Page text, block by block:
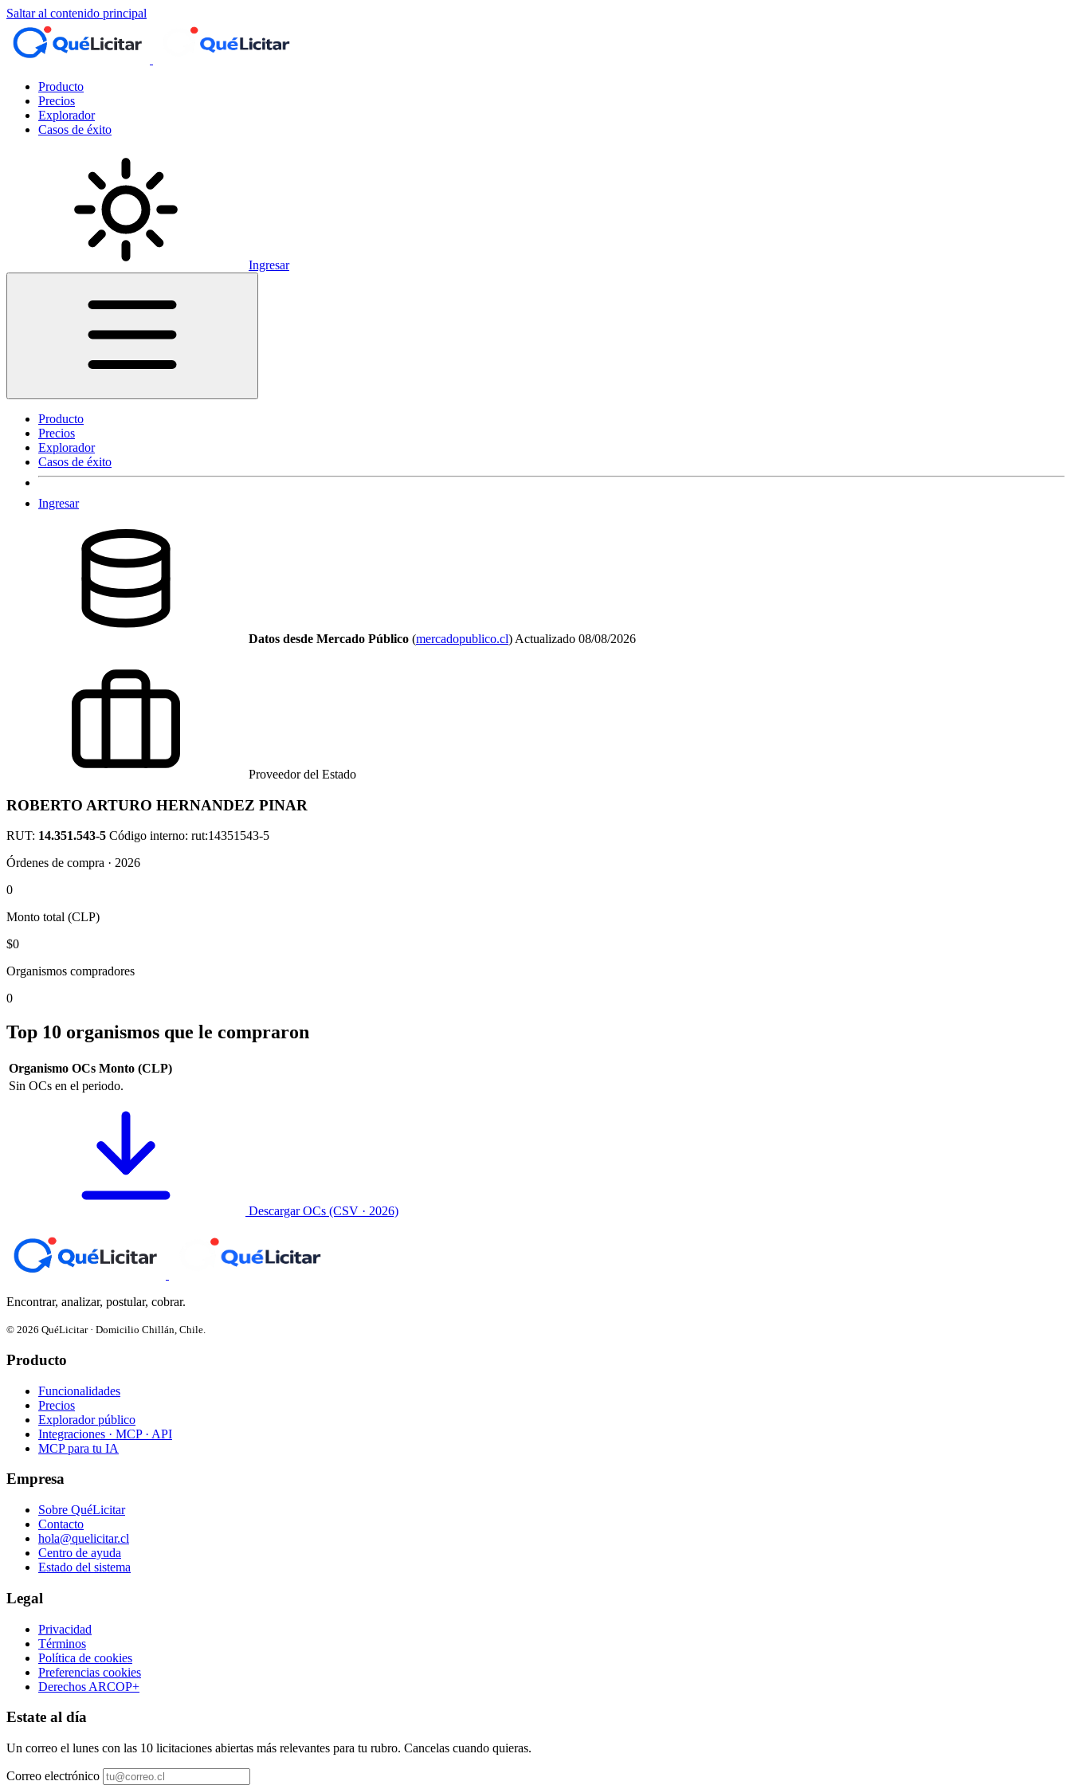
Saltar al contenido principal
Producto
Precios
Explorador
Casos de éxito
Ingresar
Producto
Precios
Explorador
Casos de éxito
Ingresar
Datos desde Mercado Público (mercadopublico.cl) Actualizado 08/08/2026
Proveedor del Estado
ROBERTO ARTURO HERNANDEZ PINAR
RUT: 14.351.543-5 Código interno: rut:14351543-5
Órdenes de compra · 2026
0
Monto total (CLP)
$0
Organismos compradores
0
Top 10 organismos que le compraron
Organismo OCs Monto (CLP)
Sin OCs en el periodo.
Descargar OCs (CSV · 2026)
Encontrar, analizar, postular, cobrar.
© 2026 QuéLicitar · Domicilio Chillán, Chile.
Producto
Funcionalidades
Precios
Explorador público
Integraciones · MCP · API
MCP para tu IA
Empresa
Sobre QuéLicitar
Contacto
hola@quelicitar.cl
Centro de ayuda
Estado del sistema
Legal
Privacidad
Términos
Política de cookies
Preferencias cookies
Derechos ARCOP+
Estate al día
Un correo el lunes con las 10 licitaciones abiertas más relevantes para tu rubro. Cancelas cuando quieras.
Correo electrónico